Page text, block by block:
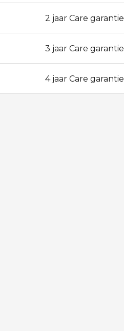
2 jaar Care garantie
3 jaar Care garantie
4 jaar Care garantie